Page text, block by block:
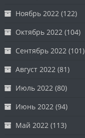
Ноябрь 2022 (122)
Октябрь 2022 (104)
Сентябрь 2022 (101)
Август 2022 (81)
Июль 2022 (80)
Июнь 2022 (94)
Май 2022 (113)